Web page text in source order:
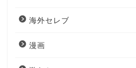
海外セレブ
漫画